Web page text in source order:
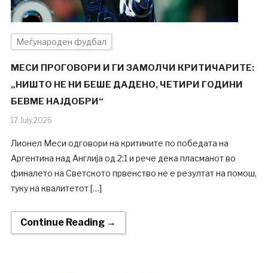
Меѓународен фудбал
МЕСИ ПРОГОВОРИ И ГИ ЗАМОЛЧИ КРИТИЧАРИТЕ:
„НИШТО НЕ НИ БЕШЕ ДАДЕНО, ЧЕТИРИ ГОДИНИ
БЕВМЕ НАЈДОБРИ“
17.July.2026
Лионел Меси одговори на критиките по победата на
Аргентина над Англија од 2:1 и рече дека пласманот во
финалето на Светското првенство не е резултат на помош,
туку на квалитетот […]
Continue Reading →